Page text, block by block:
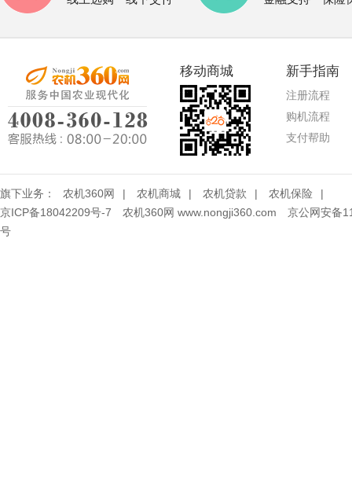
移动商城 新手指南
注册流程
购机流程
支付帮助
旗下业务： 农机360网 | 农机商城 | 农机贷款 | 农机保险
|
京ICP备18042209号-7 农机360网 www.nongji360.com 京公网安备
号